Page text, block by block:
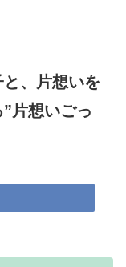
、片想いを
片想いごっ